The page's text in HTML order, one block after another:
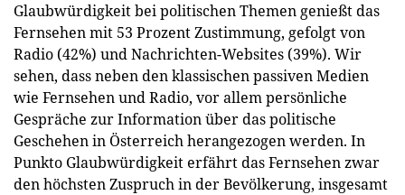
Glaubwürdigkeit bei politischen Themen genießt das
Fernsehen mit 53 Prozent Zustimmung, gefolgt von
Radio (42%) und Nachrichten-Websites (39%). Wir
sehen, dass neben den klassischen passiven Medien
wie Fernsehen und Radio, vor allem persönliche
Gespräche zur Information über das politische
Geschehen in Österreich herangezogen werden. In
Punkto Glaubwürdigkeit erfährt das Fernsehen zwar
den höchsten Zuspruch in der Bevölkerung, insgesamt